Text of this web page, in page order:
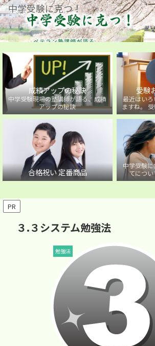
中学受験に克つ！
成績アップの秘訣
中学受験現場の塾講師が語る、成績
アップの秘訣
受験
最近はい
ますね。
を
合格祝い 定番商品
中学受験
てにつ
ね・・・
PR
３.３システム勉強法
勉強法